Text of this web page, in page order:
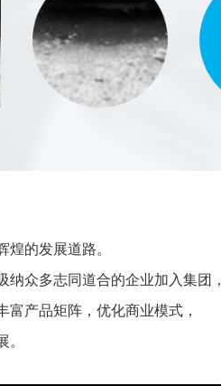
煌的发展道路。
纳众多志同道合的企业加入集团，
富产品矩阵，优化商业模式，
。